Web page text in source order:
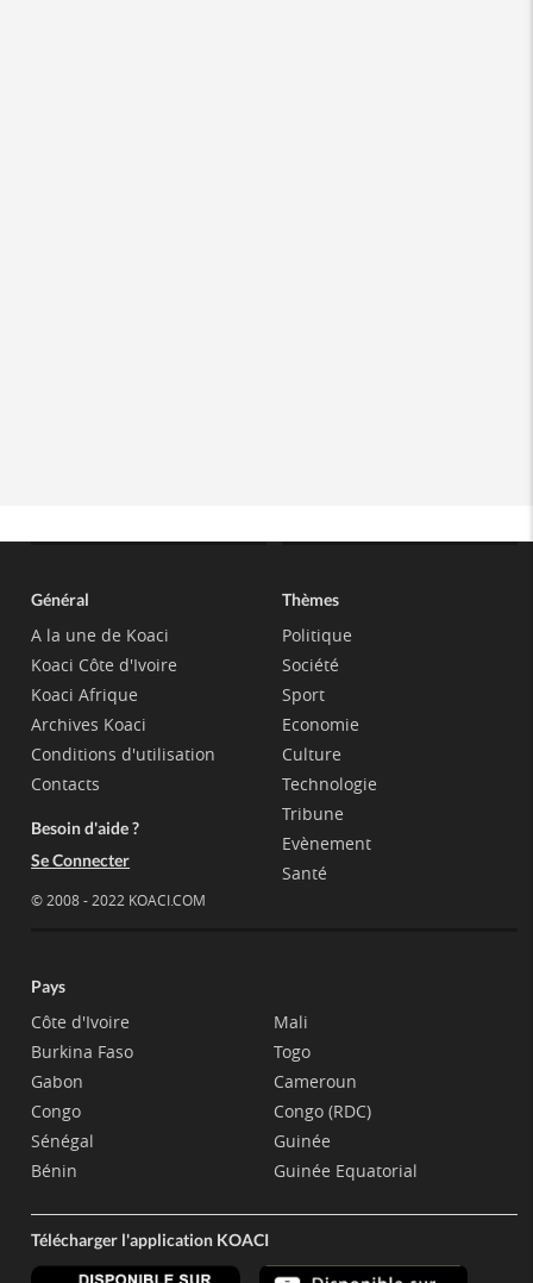
Général
A la une de Koaci
Koaci Côte d'Ivoire
Koaci Afrique
Archives Koaci
Conditions d'utilisation
Contacts
Besoin d'aide ?
Se Connecter
© 2008 - 2022 KOACI.COM
Thèmes
Politique
Société
Sport
Economie
Culture
Technologie
Tribune
Evènement
Santé
Pays
Côte d'Ivoire
Burkina Faso
Gabon
Congo
Sénégal
Bénin
Mali
Togo
Cameroun
Congo (RDC)
Guinée
Guinée Equatorial
Télécharger l'application KOACI